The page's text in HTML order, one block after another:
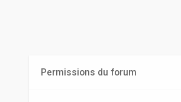
Permissions du forum